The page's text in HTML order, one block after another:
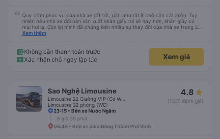
Quy trình phục vụ của nhà xe rất tốt, gần như rất ít chỗ cần cải thiện. Tuy
nhiên nếu nhà xe đổi bên sản xuất khăn giấy thì sẽ hay hơn, khăn giấy có
mùi hơi lạ. Còn lại mình đã chứng kiến nhiều sự thay đổi của nhà xe trong 2
tháng vừa rồi: tài xế và phụ xe ngày càng thân thiện, quy trình phục vụ rõ
Xem thêm
Không cần thanh toán trước
Xác nhận chỗ ngay lập tức
Xem giá
Sao Nghệ Limousine
Limousine 32 phòng (WC)
4.8
(1317 đánh giá)
23:15 • Bến xe Nước Ngầm
6 giờ 30 phút
05:45 • Bến xe phía Đông Thành Phố Vinh